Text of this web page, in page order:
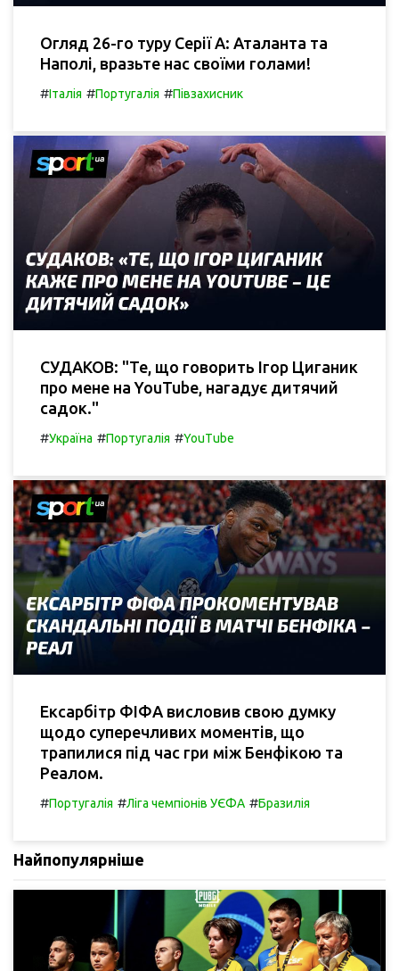
Огляд 26-го туру Серії А: Аталанта та
Наполі, вразьте нас своїми голами!
#Італія #Португалія #Півзахисник
СУДАКОВ: "Те, що говорить Ігор Циганик
про мене на YouTube, нагадує дитячий
садок."
#Україна #Португалія #YouTube
Ексарбітр ФІФА висловив свою думку
щодо суперечливих моментів, що
трапилися під час гри між Бенфікою та
Реалом.
#Португалія #Ліга чемпіонів УЄФА #Бразилія
Найпопулярніше